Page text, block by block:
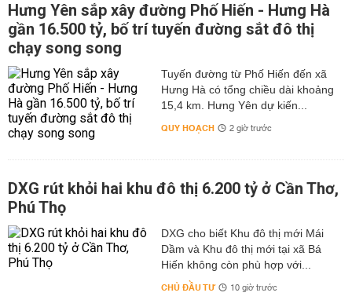
Hưng Yên sắp xây đường Phố Hiến - Hưng Hà
gần 16.500 tỷ, bố trí tuyến đường sắt đô thị
chạy song song
Tuyến đường từ Phố Hiến đến xã
Hưng Hà có tổng chiều dài khoảng
15,4 km. Hưng Yên dự kiến...
QUY HOẠCH 2 giờ trước
DXG rút khỏi hai khu đô thị 6.200 tỷ ở Cần Thơ,
Phú Thọ
DXG cho biết Khu đô thị mới Mái
Dầm và Khu đô thị mới tại xã Bá
Hiến không còn phù hợp với...
CHỦ ĐẦU TƯ 10 giờ trước